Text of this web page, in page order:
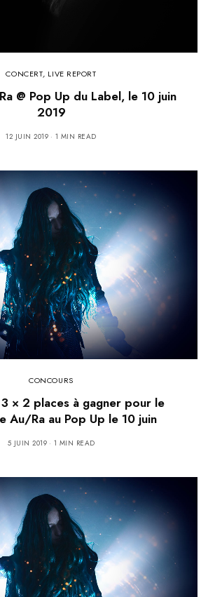
CONCERT, LIVE REPORT
@ Pop Up du Label, le 10 juin
2019
12 JUIN 2019 1 MIN READ
CONCOURS
× 2 places à gagner pour le
Au/Ra au Pop Up le 10 juin
5 JUIN 2019 1 MIN READ